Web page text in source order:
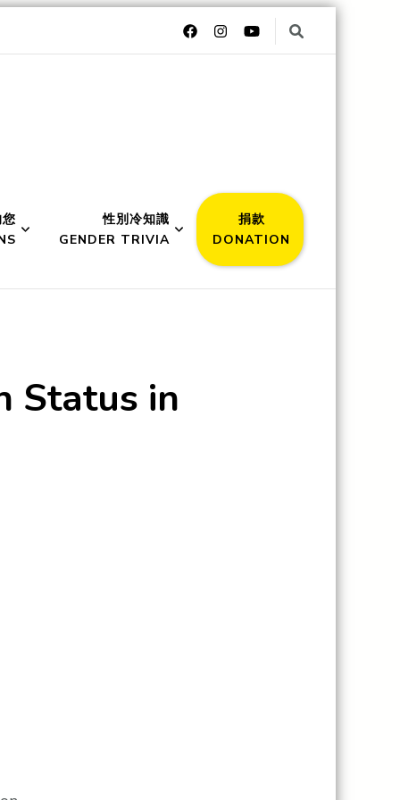
性別冷知識
GENDER TRIVIA
捐款
DONATION
Status in